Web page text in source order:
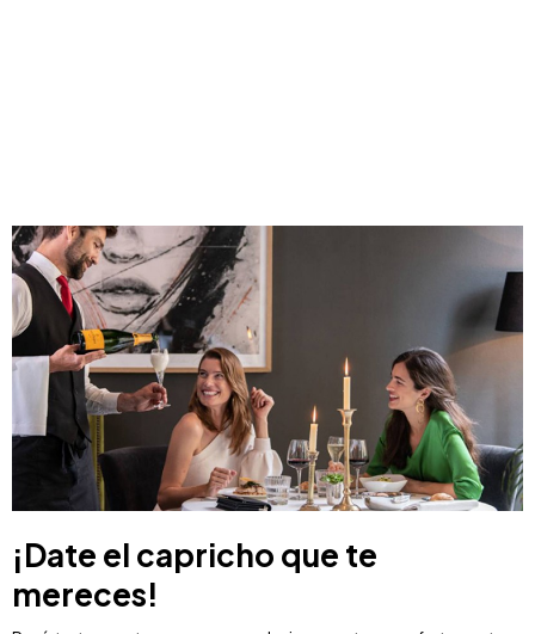
¡Date el capricho que te
mereces!